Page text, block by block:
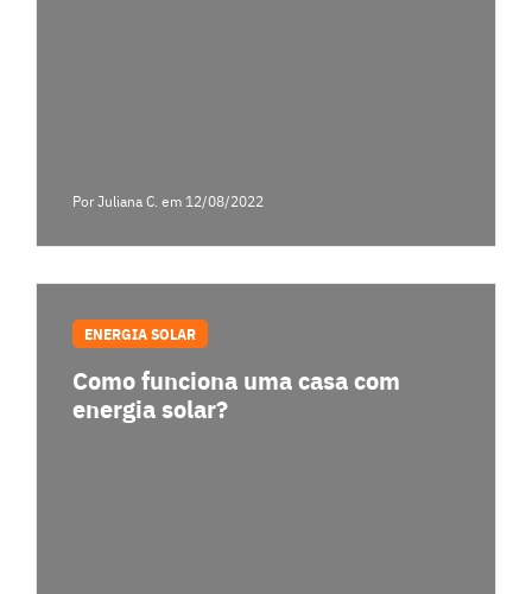
Por Juliana C. em 12/08/2022
ENERGIA SOLAR
Como funciona uma casa com
energia solar?